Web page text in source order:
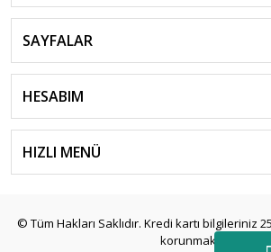
SAYFALAR
HESABIM
HIZLI MENÜ
© Tüm Hakları Saklıdır. Kredi kartı bilgileriniz
korunmaktadır.